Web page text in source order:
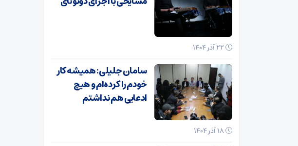
سامان جلیلی: همیشه کار
خودم را کرده‌ام و هیچ
ادعایی هم نداشتم